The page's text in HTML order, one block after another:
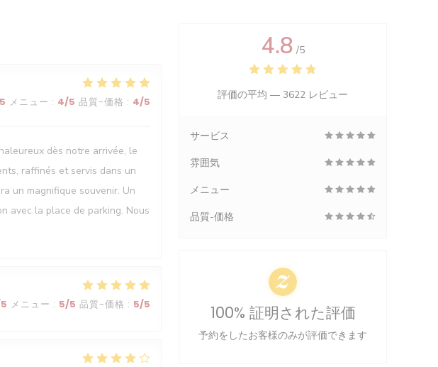
メニュー : 4/5 品質-価格 : 4/5
dès notre arrivée, le
raffinés et servis dans un
un magnifique souvenir. Un
avec la place de parking. Nous
メニュー : 5/5 品質-価格 : 5/5
4.8 /5
評価の平均 — 3622 レビュー
サービス
雰囲気
メニュー
品質-価格
100% 証明された評価
予約をしたお客様のみが評価できます